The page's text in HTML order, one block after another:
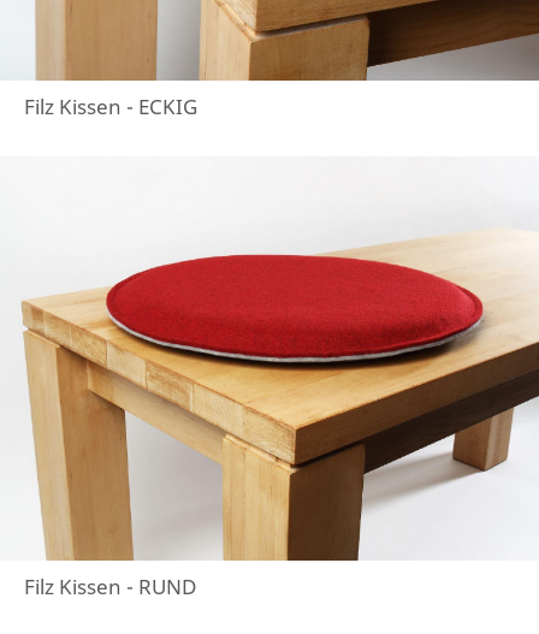
Filz Kissen - ECKIG
Filz Kissen - RUND